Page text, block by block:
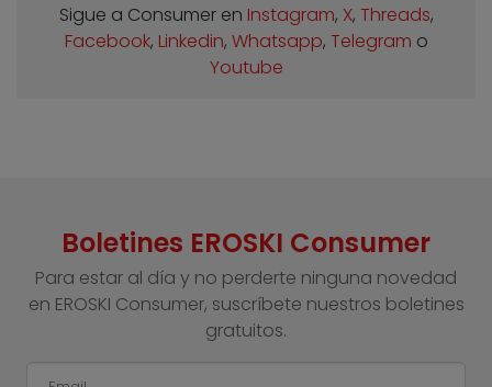
Sigue a Consumer en Instagram, X, Threads,
Facebook, Linkedin, Whatsapp, Telegram o
Youtube
Boletines EROSKI Consumer
Para estar al día y no perderte ninguna novedad
en EROSKI Consumer, suscríbete nuestros boletines
gratuitos.